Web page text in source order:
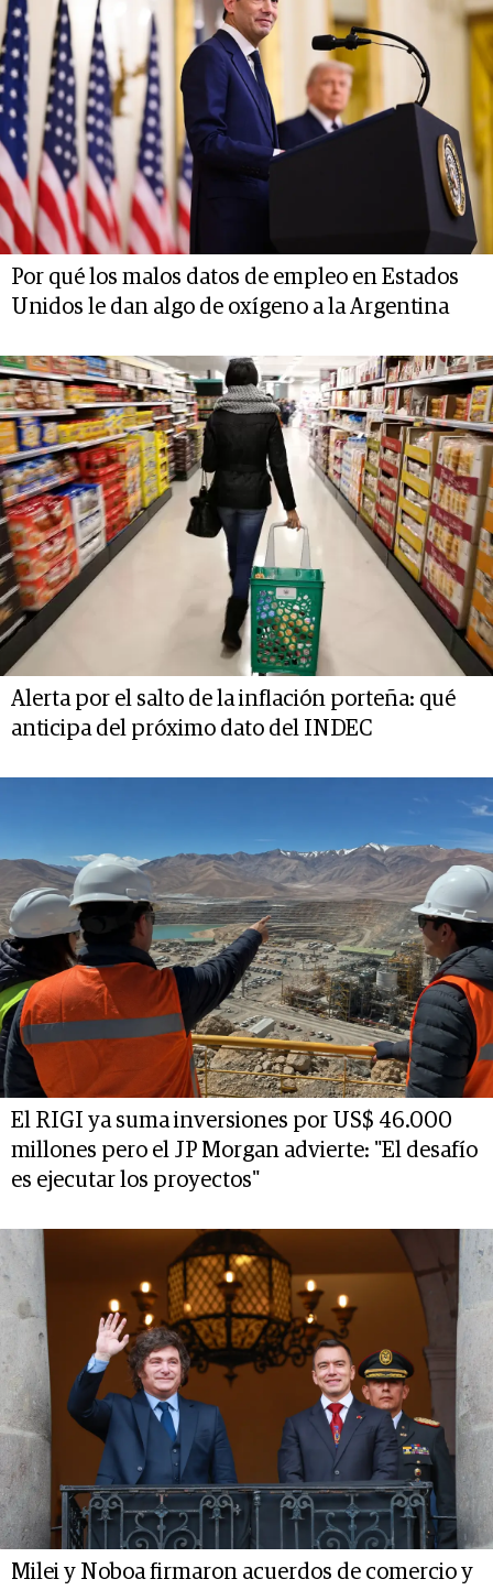
Por qué los malos datos de empleo en Estados
Unidos le dan algo de oxígeno a la Argentina
Alerta por el salto de la inflación porteña: qué
anticipa del próximo dato del INDEC
El RIGI ya suma inversiones por US$ 46.000
millones pero el JP Morgan advierte: "El desafío
es ejecutar los proyectos"
Milei y Noboa firmaron acuerdos de comercio y